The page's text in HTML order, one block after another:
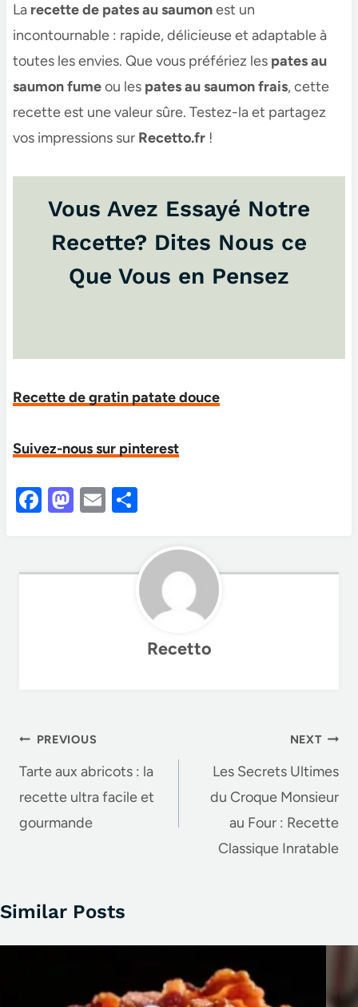
La recette de pates au saumon​est un
incontournable : rapide, délicieuse et adaptable à
toutes les envies. Que vous préfériez les pates au
saumon fume​ou les pates au saumon frais​, cette
recette est une valeur sûre. Testez-la et partagez
vos impressions sur Recetto.fr!
Vous Avez Essayé Notre
Recette? Dites Nous ce
Que Vous en Pensez
Recette de gratin patate douce
Suivez-nous sur pinterest
F
e
M
d
E S
ar
e
Recetto
Post
navigation
PREVIOUS
Tarte aux abricots : la
recette ultra facile et
gourmande
NEXT
Les Secrets Ultimes
du Croque Monsieur
au Four : Recette
Classique Inratable
Similar Posts